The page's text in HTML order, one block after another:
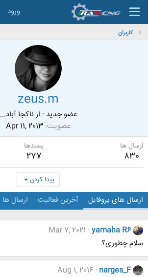
ورود
کاربران
zeus.m
عضو جدید · ازناکجا آباد...
عضویت Apr 11, 2013
ارسال ها
830
پسندها
277
پیدا کردن
ارسال های پروفایل آخرین فعالیت ارسال ها
yamaha R6
Mar 7, 2021
سلام چطوری؟
narges_F
Aug 1, 2016